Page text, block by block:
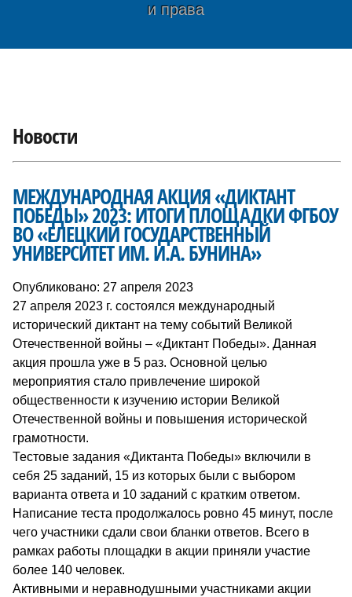
и права
Новости
МЕЖДУНАРОДНАЯ АКЦИЯ «ДИКТАНТ
ПОБЕДЫ» 2023: ИТОГИ ПЛОЩАДКИ ФГБОУ
ВО «ЕЛЕЦКИЙ ГОСУДАРСТВЕННЫЙ
УНИВЕРСИТЕТ ИМ. И.А. БУНИНА»
Опубликовано: 27 апреля 2023
27 апреля 2023 г. состоялся международный
исторический диктант на тему событий Великой
Отечественной войны – «Диктант Победы». Данная
акция прошла уже в 5 раз. Основной целью
мероприятия стало привлечение широкой
общественности к изучению истории Великой
Отечественной войны и повышения исторической
грамотности.
Тестовые задания «Диктанта Победы» включили в
себя 25 заданий, 15 из которых были с выбором
варианта ответа и 10 заданий с кратким ответом.
Написание теста продолжалось ровно 45 минут, после
чего участники сдали свои бланки ответов. Всего в
рамках работы площадки в акции приняли участие
более 140 человек.
Активными и неравнодушными участниками акции